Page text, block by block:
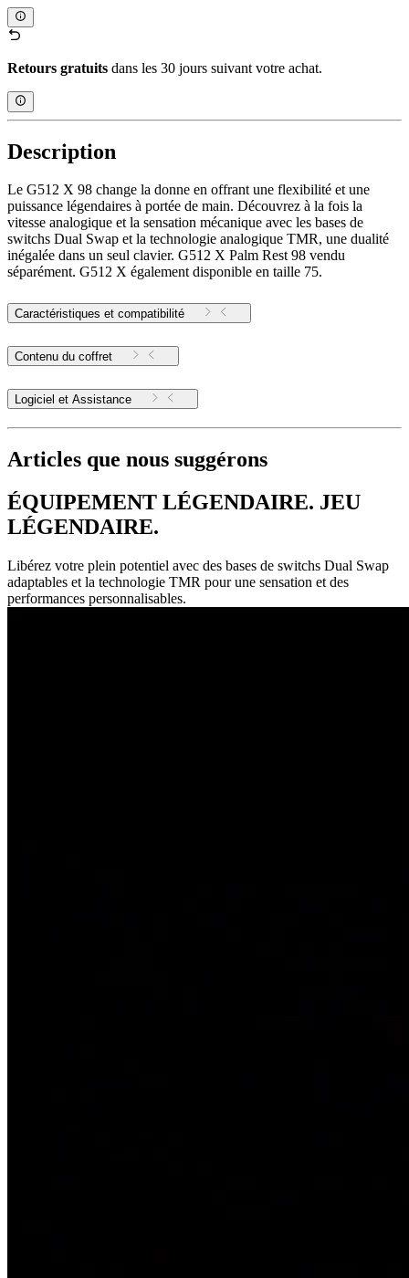
Retours gratuits dans les 30 jours suivant votre achat.
Description
Le G512 X 98 change la donne en offrant une flexibilité et une
puissance légendaires à portée de main. Découvrez à la fois la
vitesse analogique et la sensation mécanique avec les bases de
switchs Dual Swap et la technologie analogique TMR, une dualité
inégalée dans un seul clavier. G512 X Palm Rest 98 vendu
séparément. G512 X également disponible en taille 75.
Caractéristiques et compatibilité
Contenu du coffret
Logiciel et Assistance
Articles que nous suggérons
ÉQUIPEMENT LÉGENDAIRE. JEU
LÉGENDAIRE.
Libérez votre plein potentiel avec des bases de switchs Dual Swap
adaptables et la technologie TMR pour une sensation et des
performances personnalisables.